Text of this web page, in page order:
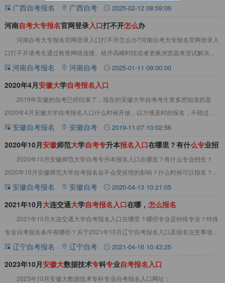
下：点击查看&gt;&gt;广西自考资料，
广西自考报名 广西自考 2025-02-12 08:59:06
河南自考大专报名官网登录入口打不开怎么办
河南自考大专报名官网登录入口打不开怎么办?河南自考大专报名官网登录入
口打不开请考生通过检查网络连接、错开高峰时段或者更换浏览器来尝试解决。
详情见下文：点此查看>>河南自考教材真题资
河南自考报名 河南自考 2025-01-11 09:00:00
2020年4月安徽大学自考报名入口
2019年安徽的自考已经结束了，现在的安徽大学自考考生更多想知道的是
2020年4月安徽大学自考报名入口什么时候开放，以方便及时的报名，不错过报
名。下面请看关于2020年4月安徽大学
安徽自考报名 安徽自考 2019-11-07 10:02:56
2020年10月安徽师范大学自考专升本报名入口在哪里？有什么专业招
生？2020年10月安徽师范大学自考专升本报名入口在哪里？有什么专业招生？
2020年10月安徽师范大学自考报名会不会受疫情的影响？什么时候可以报名？请
看以下内容。&nbsp;2020年
安徽自考报名 安徽自考 2020-04-13 10:21:05
2021年10月大连交通大学自考报名入口在哪， 怎么报名
2021年10月大连交通大学自考报名入口在哪里？哪些专业是特殊专业？特殊
专业自考报名条件有哪些？关于2021年10月辽宁自考报名入口及报名注意事项，
详情见下文：2021年10月大连
辽宁自考报名 辽宁自考 2021-04-16 10:43:25
2023年10月安徽大数据技术专科专业自考报名入口
2023年10月安徽大数据技术专科专业自考报名入口网址：